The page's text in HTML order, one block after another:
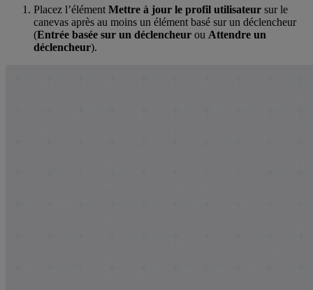
Placez l’élément Mettre à jour le profil utilisateur sur le
canevas après au moins un élément basé sur un déclencheur
(Entrée basée sur un déclencheur ou Attendre un
déclencheur).